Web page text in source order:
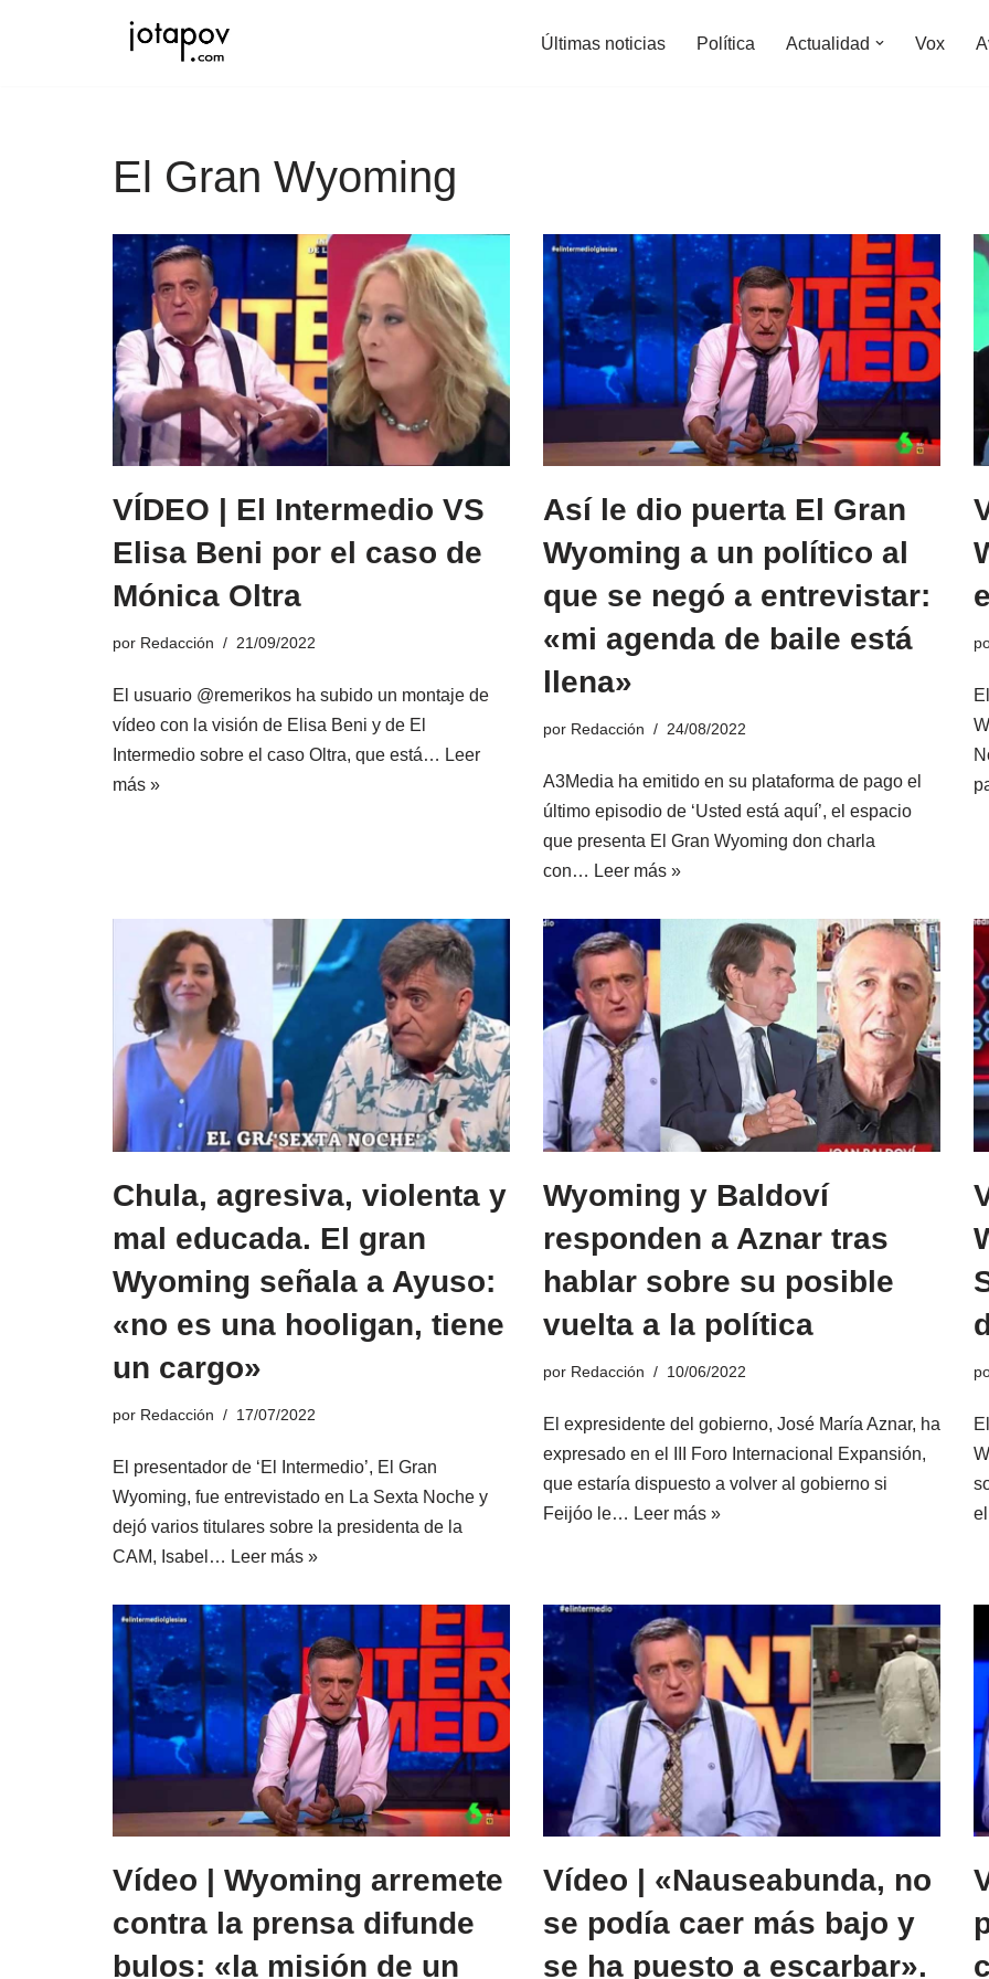
Últimas noticias Política Actualidad Vox
El Gran Wyoming
VÍDEO | El Intermedio VS
Elisa Beni por el caso de
Mónica Oltra
por Redacción 21/09/2022
El usuario @remerikos ha subido un montaje de
vídeo con la visión de Elisa Beni y de El
Intermedio sobre el caso Oltra, que está… Leer
más »
Así le dio puerta El Gran
Wyoming a un político al
que se negó a entrevistar:
«mi agenda de baile está
llena»
por Redacción 24/08/2022
A3Media ha emitido en su plataforma de pago el
último episodio de ‘Usted está aquí’, el espacio
que presenta El Gran Wyoming don charla
con… Leer más »
Chula, agresiva, violenta y
mal educada. El gran
Wyoming señala a Ayuso:
«no es una hooligan, tiene
un cargo»
por Redacción 17/07/2022
El presentador de ‘El Intermedio’, El Gran
Wyoming, fue entrevistado en La Sexta Noche y
dejó varios titulares sobre la presidenta de la
CAM, Isabel… Leer más »
Wyoming y Baldoví
responden a Aznar tras
hablar sobre su posible
vuelta a la política
por Redacción 10/06/2022
El expresidente del gobierno, José María Aznar, ha
expresado en el III Foro Internacional Expansión,
que estaría dispuesto a volver al gobierno si
Feijóo le… Leer más »
Vídeo | Wyoming arremete
contra la prensa difunde
bulos: «la misión de un
Vídeo | «Nauseabunda, no
se podía caer más bajo y
se ha puesto a escarbar».